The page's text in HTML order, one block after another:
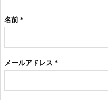
名前 *
メールアドレス *